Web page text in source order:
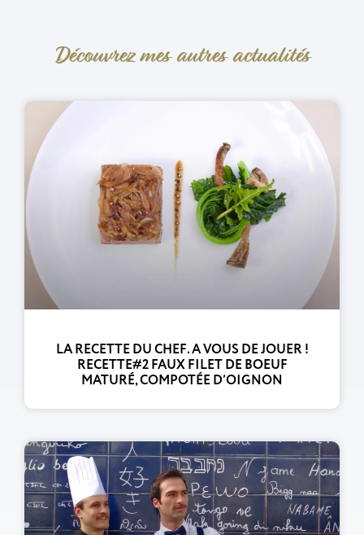
Découvrez mes autres actualités
LA RECETTE DU CHEF. A VOUS DE JOUER !
RECETTE#2 FAUX FILET DE BOEUF
MATURÉ, COMPOTÉE D’OIGNON